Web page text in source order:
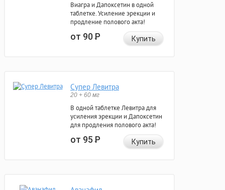
Виагра и Дапоксетин в одной
таблетке. Усиление эрекции и
продление полового акта!
от 90Р Купить
Супер Левитра
20 + 60 мг
В одной таблетке Левитра для
усиления эрекции и Дапоксетин
для продления полового акта!
от 95Р Купить